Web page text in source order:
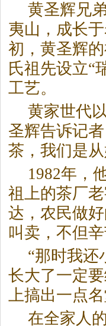
黄圣辉兄
夷山，成长于
初，黄圣辉
氏祖先设立“
工艺。
黄家世代
圣辉告诉记
茶，我们是
1982年，
祖上的茶厂
达，农民做
叫卖，不但
“那时我还
长大了一定
上搞出一点名
在全家人